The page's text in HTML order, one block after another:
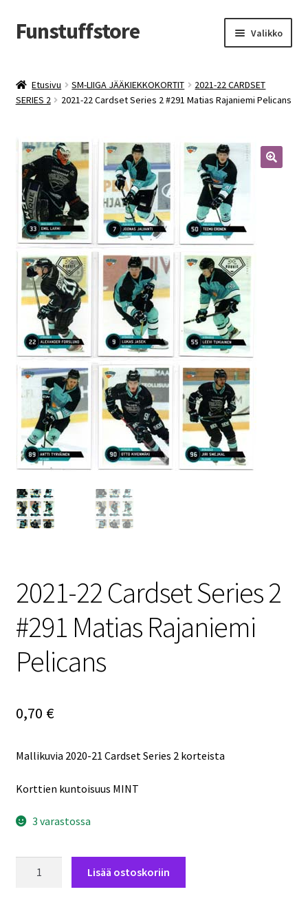
Siirry
navigointiin
Siirry
sisältöön
Funstuffstore Valikko
Etusivu SM-LIIGA JÄÄKIEKKOKORTIT
2021-22 CARDSET
SERIES 2
2021-22 Cardset Series 2 #291 Matias Rajaniemi Pelicans
2021-22 Cardset Series 2
#291 Matias Rajaniemi
Pelicans
0,70 €
Mallikuvia 2020-21 Cardset Series 2 korteista
Korttien kuntoisuus MINT
3 varastossa
Lisää ostoskoriin